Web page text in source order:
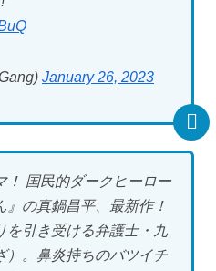
January 26, 2023
！ 国民的ダークヒーロー
の真鍋昌平、最新作！
を引き受ける弁護士・九
）。鼻炎持ちのバツイチ